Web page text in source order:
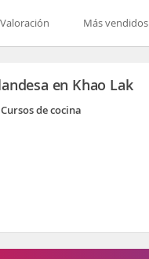
Valoración Más vendidos
en Khao Lak
Cursos de cocina